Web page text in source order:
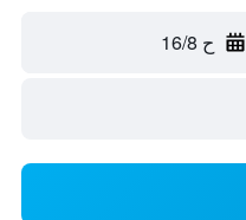
ح 16/8